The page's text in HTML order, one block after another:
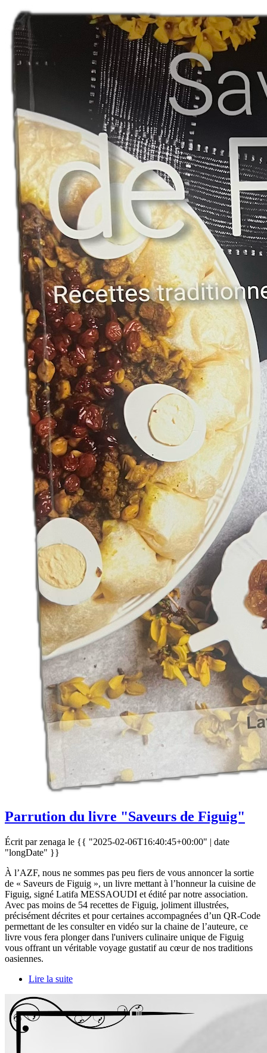
Parrution du livre "Saveurs de Figuig"
Écrit par zenaga le {{ "2025-02-06T16:40:45+00:00" | date
"longDate" }}
À l’AZF, nous ne sommes pas peu fiers de vous annoncer la sortie
de « Saveurs de Figuig », un livre mettant à l’honneur la cuisine de
Figuig, signé Latifa MESSAOUDI et édité par notre association.
Avec pas moins de 54 recettes de Figuig, joliment illustrées,
précisément décrites et pour certaines accompagnées d’un QR-Code
permettant de les consulter en vidéo sur la chaine de l’auteure, ce
livre vous fera plonger dans l'univers culinaire unique de Figuig
vous offrant un véritable voyage gustatif au cœur de nos traditions
oasiennes.
Lire la suite